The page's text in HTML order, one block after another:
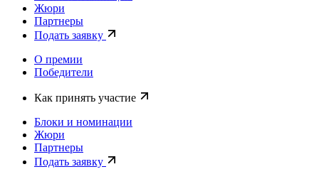
Жюри
Партнеры
Подать заявку
О премии
Победители
Как принять участие
Блоки и номинации
Жюри
Партнеры
Подать заявку